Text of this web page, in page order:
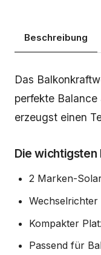
Beschreibung
Beschreibung
Das
perfekte
erzeugst einen
Die wichtigsten
2 Marken-
Kompakter
Passend für